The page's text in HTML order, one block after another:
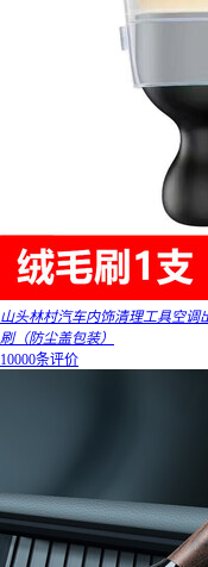
山头林村汽车内饰清理工具空调
刷（防尘盖包装）
10000条评价